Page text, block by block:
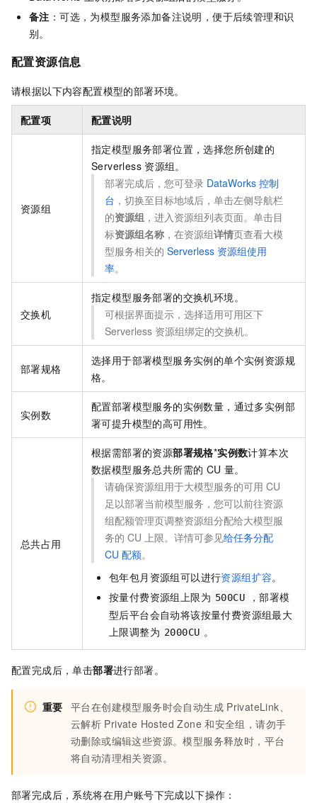
备注 ：可选，为模型服务添加备注说明，便于后续管理和识
别。
配置资源信息
请根据以下内容配置模型的部署环境。
配置项 配置说明
资源组
指定模型服务部署位置，选择您所创建的
Serverless 资源组。
部署完成后，您可登录 DataWorks 控制
台 ，切换至目标地域后，单击左侧导航栏
的资源组 ，进入资源组列表页面。单击目
标资源组名称 ，在资源组详情页查看大模
型服务相关的 Serverless 资源组使用
率。
交换机
指定模型服务部署的交换机环境。
可根据界面提示，选择适用可用区下
Serverless 资源组绑定的交换机。
部署规格
选择用于部署模型服务实例的单个实例资源规
格。
实例数
配置部署模型服务的实例数量，通过多实例部
署可提升模型的高可用性。
总共占用
根据需部署的资源部署规格*实例数计算本次
数据模型服务总共所需的 CU 量。
请确保资源组用于大模型服务的可用 CU
足以部署当前模型服务，您可以前往资源
组配额管理页调整资源组分配给大模型服
务的 CU 上限。详情可参见给任务分配
CU 配额。
包年包月资源组可以进行资源组扩容。
按量付费资源组上限为 500CU
，部署模
型后平台会自动将该按量付费资源组最大
上限调整为 2000CU 。
配置完成后，单击部署进行部署。
重要 平台在创建模型服务时会自动生成 PrivateLink、
云解析 Private Hosted Zone 和安全组，请勿手
动删除或编辑这些资源。模型服务释放时，平台
将自动清理相关资源。
部署完成后，系统将在用户账号下完成以下操作：